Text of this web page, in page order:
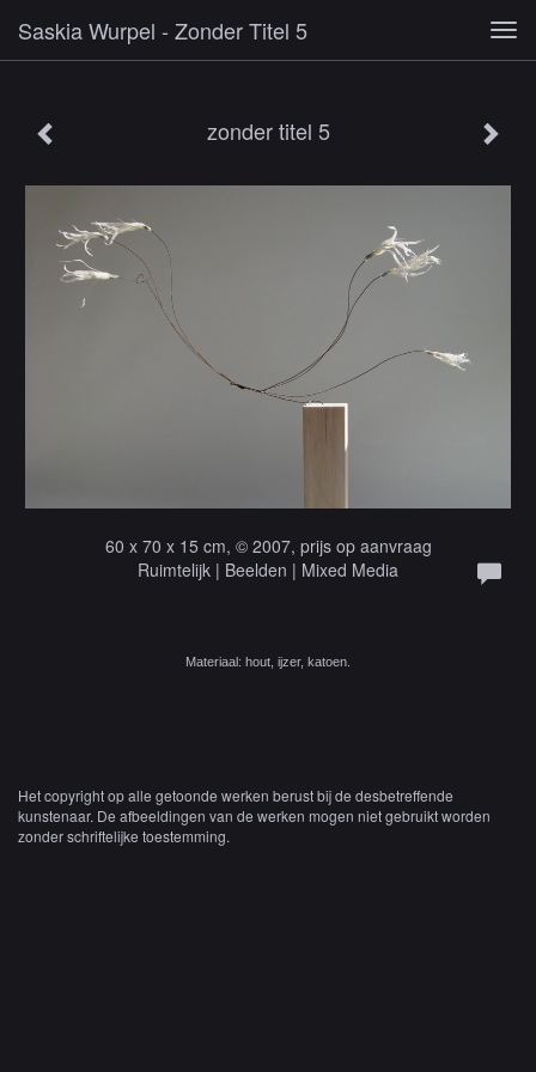
Saskia Wurpel - Zonder Titel 5
zonder titel 5
60 x 70 x 15 cm, © 2007, prijs op aanvraag
Ruimtelijk | Beelden | Mixed Media
Materiaal: hout, ijzer, katoen.
Het copyright op alle getoonde werken berust bij de desbetreffende
kunstenaar. De afbeeldingen van de werken mogen niet gebruikt worden
zonder schriftelijke toestemming.